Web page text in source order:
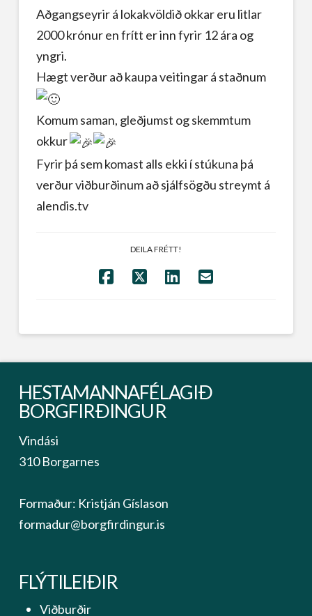
Aðgangseyrir á lokakvöldið okkar eru litlar
2000 krónur en frítt er inn fyrir 12 ára og
yngri.
Hægt verður að kaupa veitingar á staðnum
Komum saman, gleðjumst og skemmtum
okkur
Fyrir þá sem komast alls ekki í stúkuna þá
verður viðburðinum að sjálfsögðu streymt á
alendis.tv
DEILA FRÉTT!
HESTAMANNAFÉLAGIÐ
BORGFIRÐINGUR
Vindási
310 Borgarnes
Formaður: Kristján Gíslason
formadur@borgfirdingur.is
FLÝTILEIÐIR
Viðburðir